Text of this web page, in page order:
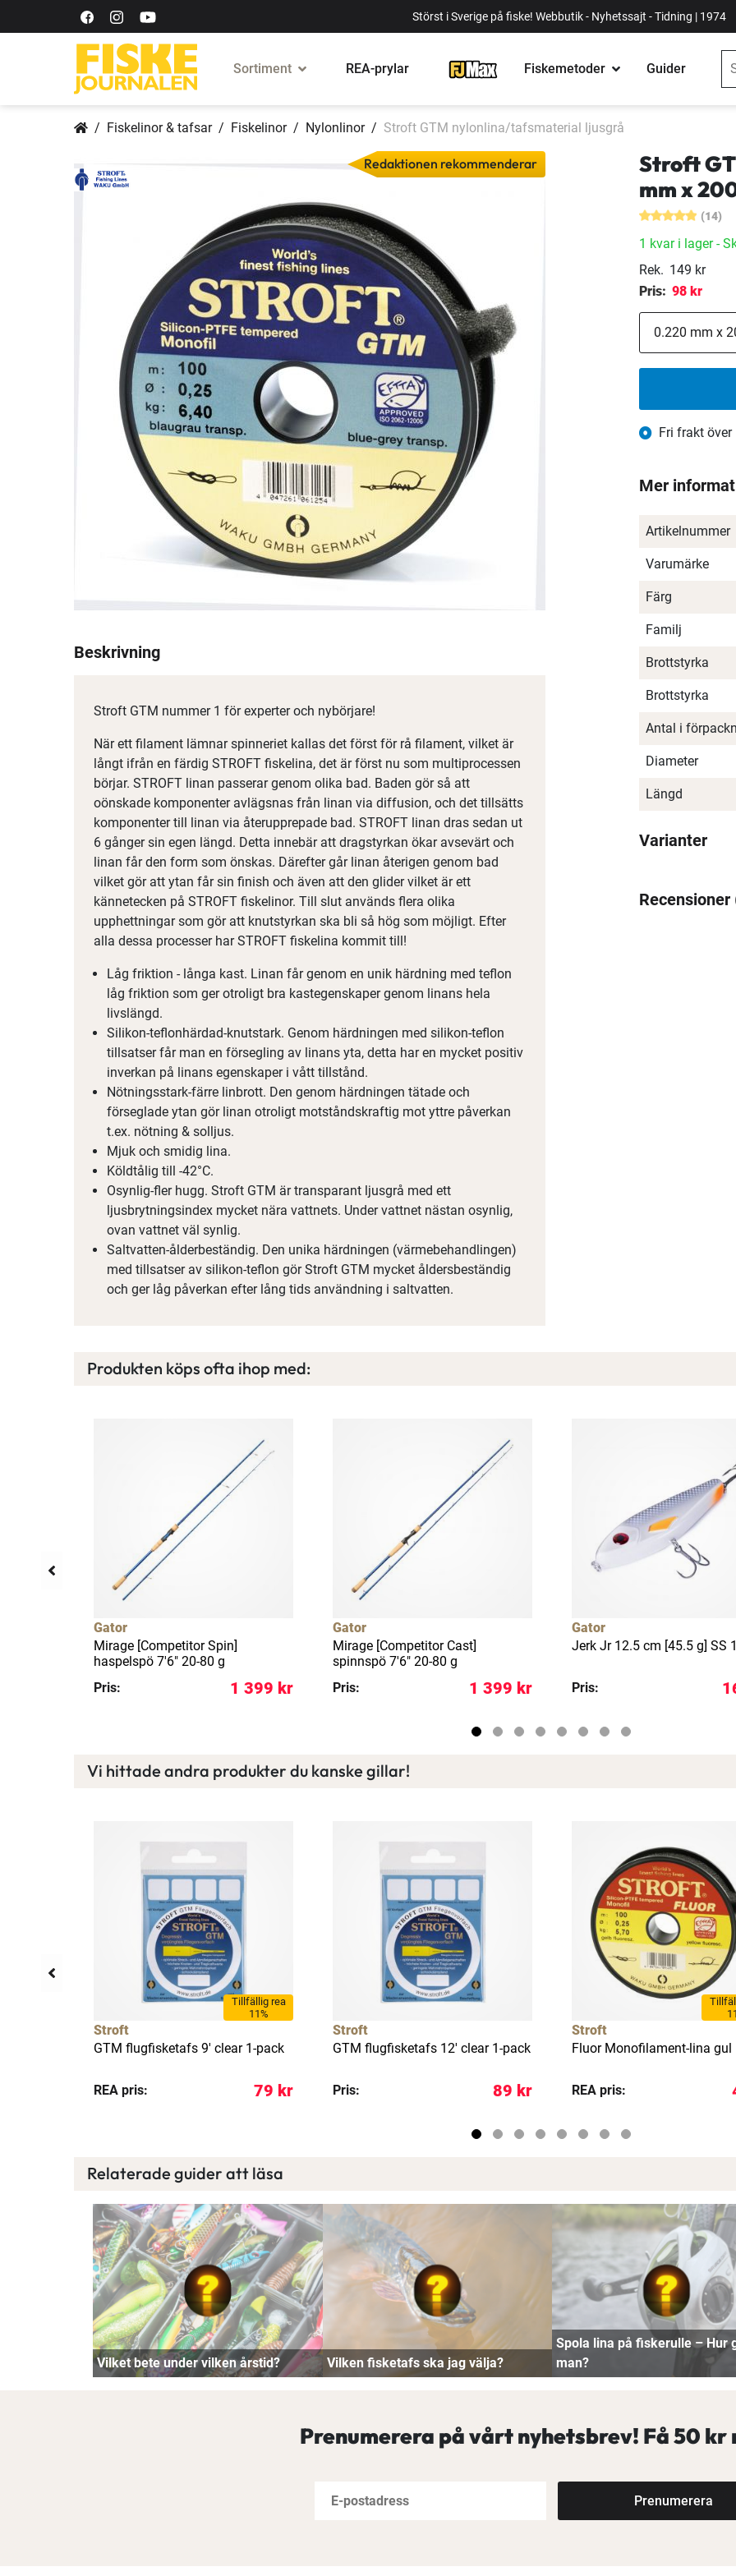
Bättre priser, fri frakt på alla ordrar, bonuscheck varje månad
och mycket mer. Spara tusenlappar idag!
Störst i Sverige på fiske! Webbutik - Nyhetssajt - Tidning | 1974
Sortiment REA-prylar Fiskemetoder Guider
Fiskelinor & tafsar Fiskelinor Nylonlinor Stroft GTM nylonlina/tafsmaterial ljusgrå
Redaktionen rekommenderar
Beskrivning
Stroft GTM nummer 1 för experter och nybörjare!
När ett filament lämnar spinneriet kallas det först för rå filament, vilket är
långt ifrån en färdig STROFT fiskelina, det är först nu som multiprocessen
börjar. STROFT linan passerar genom olika bad. Baden gör så att
oönskade komponenter avlägsnas från linan via diffusion, och det tillsätts
komponenter till linan via återupprepade bad. STROFT linan dras sedan ut
6 gånger sin egen längd. Detta innebär att dragstyrkan ökar avsevärt och
linan får den form som önskas. Därefter går linan återigen genom bad
vilket gör att ytan får sin finish och även att den glider vilket är ett
kännetecken på STROFT fiskelinor. Till slut används flera olika
upphettningar som gör att knutstyrkan ska bli så hög som möjligt. Efter
alla dessa processer har STROFT fiskelina kommit till!
Låg friktion - långa kast. Linan får genom en unik härdning med teflon
låg friktion som ger otroligt bra kastegenskaper genom linans hela
livslängd.
Silikon-teflonhärdad-knutstark. Genom härdningen med silikon-teflon
tillsatser får man en försegling av linans yta, detta har en mycket positiv
inverkan på linans egenskaper i vått tillstånd.
Nötningsstark-färre linbrott. Den genom härdningen tätade och
förseglade ytan gör linan otroligt motståndskraftig mot yttre påverkan
t.ex. nötning & solljus.
Mjuk och smidig lina.
Köldtålig till -42°C.
Osynlig-fler hugg. Stroft GTM är transparant ljusgrå med ett
ljusbrytningsindex mycket nära vattnets. Under vattnet nästan osynlig,
ovan vattnet väl synlig.
Saltvatten-ålderbeständig. Den unika härdningen (värmebehandlingen)
med tillsatser av silikon-teflon gör Stroft GTM mycket åldersbeständig
och ger låg påverkan efter lång tids användning i saltvatten.
Stroft
mm x
(14)
1 kvar i lager-
Rek. 149 kr
Pris: 98 kr
Fri frakt över
Mer
Artikelnummer
Varumärke
Färg
Familj
Brottstyrka
Brottstyrka
Antal i
Diameter
Längd
Varianter
Recensioner
Produkten köps ofta ihop med:
Gator
Mirage [Competitor Spin]
haspelspö 7'6" 20-80 g
Pris:
1 399 kr
Gator
Mirage [Competitor Cast]
spinnspö 7'6" 20-80 g
Pris:
1 399 kr
Gator
Jerk Jr 12.5 cm [45.5 g] SS
Pris:
Vi hittade andra produkter du kanske gillar!
Tillfällig rea
11%
Stroft
GTM flugfisketafs 9' clear 1-pack
REA pris: 79 kr
Stroft
GTM flugfisketafs 12' clear 1-pack
Pris: 89 kr
Stroft
Fluor Monofilament-lina gul
REA pris:
Relaterade guider att läsa
Vilket bete under vilken årstid? Vilken fisketafs ska jag välja?
Spola lina på fiskerulle – Hur
man?
Prenumerera på vårt nyhetsbrev! Få50 kr
Prenumerera